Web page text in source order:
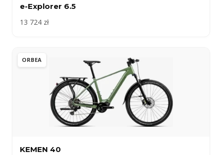
e-Explorer 6.5
13 724 zł
ORBEA
KEMEN 40